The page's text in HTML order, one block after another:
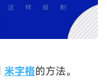
米字格的方法。